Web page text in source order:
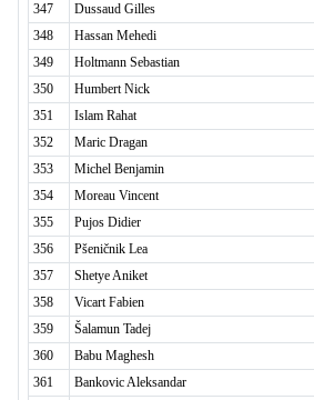
347
Dussaud Gilles
348
Hassan Mehedi
349
Holtmann Sebastian
350
Humbert Nick
351
Islam Rahat
352
Maric Dragan
353
Michel Benjamin
354
Moreau Vincent
355
Pujos Didier
356
Pšeničnik Lea
357
Shetye Aniket
358
Vicart Fabien
359
Šalamun Tadej
360
Babu Maghesh
361
Bankovic Aleksandar